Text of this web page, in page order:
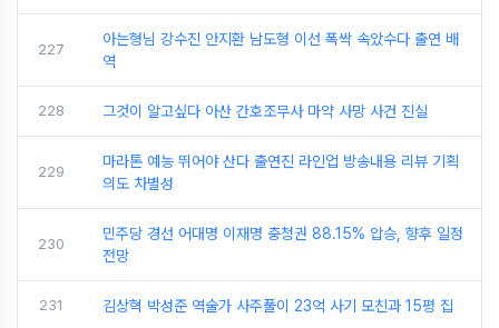
227
아는형님 강수진 안지환 남도형 이선 폭싹 속았수다 출연 배
역
228 그것이 알고싶다 아산 간호조무사 마약 사망 사건 진실
229
마라톤 예능 뛰어야 산다 출연진 라인업 방송내용 리뷰 기획
의도 차별성
230
민주당 경선 어대명 이재명 충청권 88.15% 압승, 향후 일정
전망
231 김상혁 박성준 역술가 사주풀이 23억 사기 모친과 15평 집